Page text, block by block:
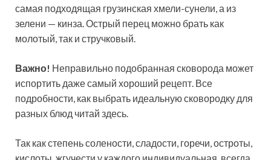
самая подходящая грузинская хмели-сунели, а из
зелени — кинза. Острый перец можно брать как
молотый, так и стручковый.
Важно! Неправильно подобранная сковорода может
испортить даже самый хороший рецепт. Все
подробности, как выбрать идеальную сковородку для
разных блюд читай здесь.
Так как степень солености, сладости, горечи, остроты,